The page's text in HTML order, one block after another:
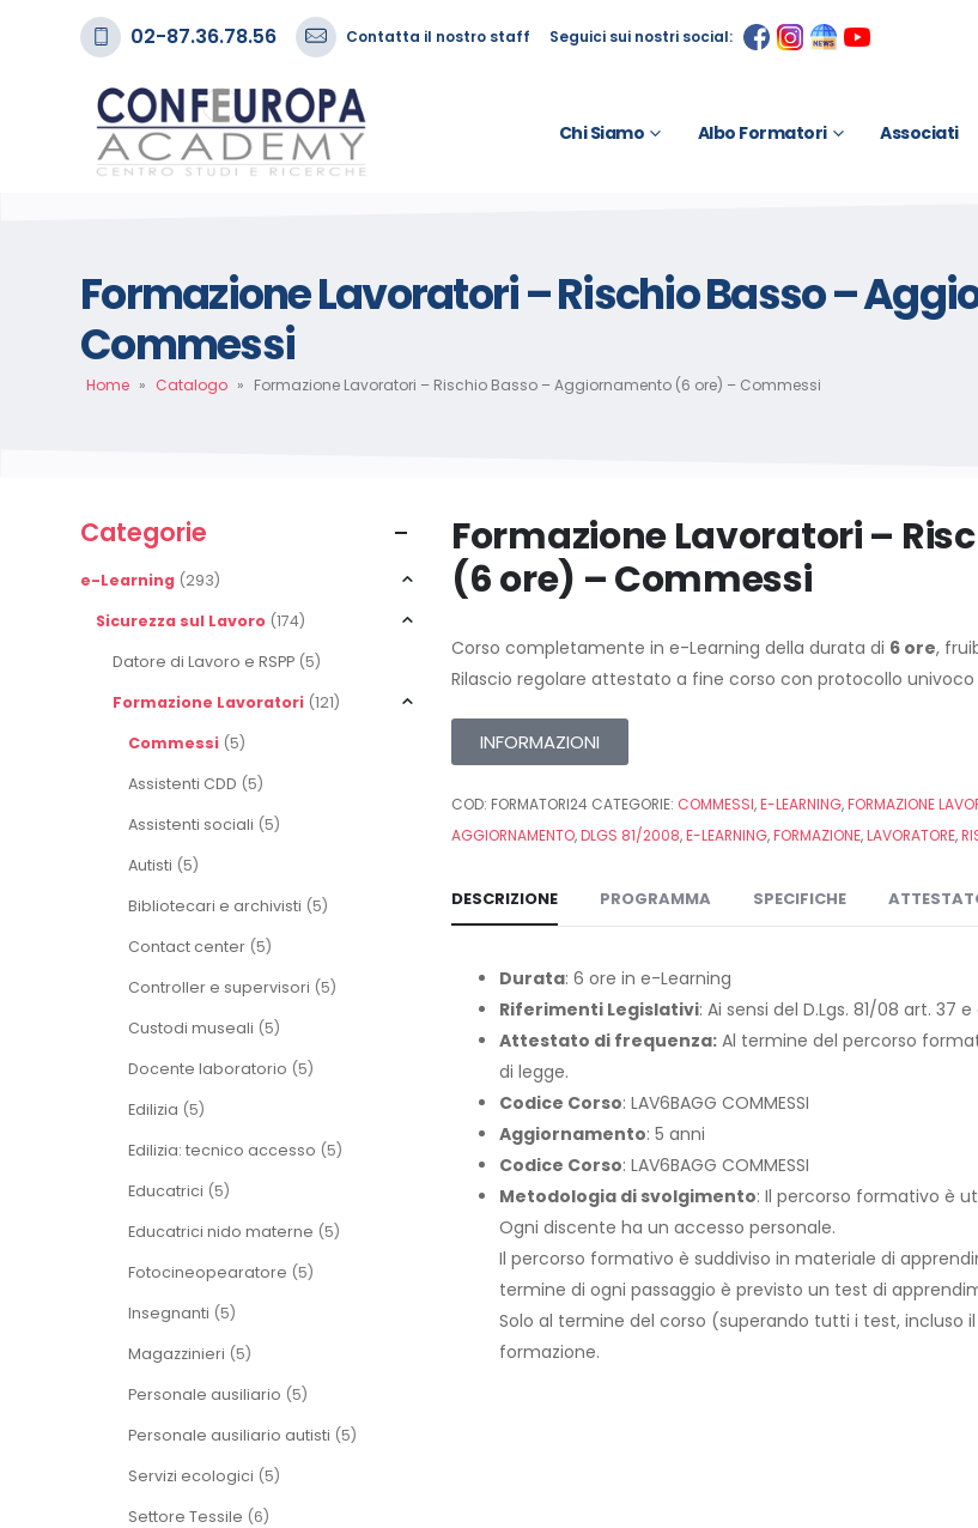
02-87.36.78.56 Contatta il nostro staff Seguici sui nostri social:
Chi Siamo Albo Formatori Associati
Formazione Lavoratori – Rischio Basso –
Commessi
Home » Catalogo » Formazione Lavoratori – Rischio Basso – Aggiornamento (6 ore) – Commessi
Categorie
e-Learning (293)
Sicurezza sul Lavoro (174)
Datore di Lavoro e RSPP (5)
Formazione Lavoratori (121)
Commessi (5)
Assistenti CDD (5)
Assistenti sociali (5)
Autisti (5)
Bibliotecari e archivisti (5)
Contact center (5)
Controller e supervisori (5)
Custodi museali (5)
Docente laboratorio (5)
Edilizia (5)
Edilizia: tecnico accesso (5)
Educatrici (5)
Educatrici nido materne (5)
Fotocineopearatore (5)
Insegnanti (5)
Magazzinieri (5)
Personale ausiliario (5)
Personale ausiliario autisti (5)
Servizi ecologici (5)
Settore Tessile (6)
Formazione Lavoratori –
(6 ore) – Commessi
Corso completamente in e-Learning della durata di 6 ore,
Rilascio regolare attestato a fine corso con protocollo
INFORMAZIONI
COD: FORMATORI24 CATEGORIE: COMMESSI,E-LEARNING,FORMAZIONE
AGGIORNAMENTO,DLGS 81/2008,E-LEARNING,FORMAZIONE,LAVORATORE,
DESCRIZIONE PROGRAMMA SPECIFICHE
Durata: 6 ore in e-Learning
Riferimenti Legislativi: Ai sensi del D.Lgs. 81/08 art. 37
Attestato di frequenza: Al termine del percorso
di legge.
Codice Corso: LAV6BAGG COMMESSI
Aggiornamento: 5 anni
Codice Corso: LAV6BAGG COMMESSI
Metodologia di svolgimento: Il percorso formativo è
Ogni discente ha un accesso personale.
Il percorso formativo è suddiviso in materiale di
termine di ogni passaggio è previsto un test di
Solo al termine del corso (superando tutti i test,
formazione.